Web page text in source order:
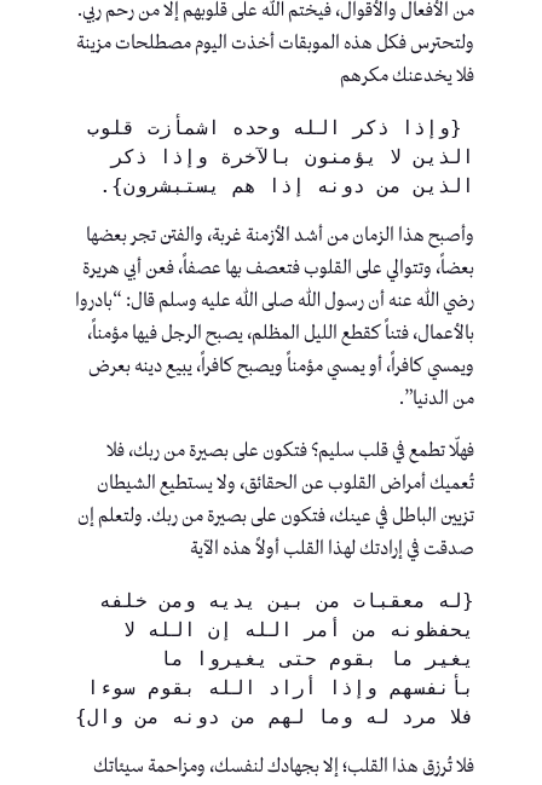
من الأفعال والأقوال، فيختم الله على قلوبهم إلا من رحم ربي.
ولتحترس فكل هذه الموبقات أخذت اليوم مصطلحات مزينة
فلا يخدعنك مكرهم
الذين من دونه إذا هم يستبشرون}.
وأصبح هذا الزمان من أشد الأزمنة غربة، والفتن تجر بعضها
بعضاً، وتتوالي على القلوب فتعصف بها عصفاً، فعن أبي هريرة
رضي الله عنه أن رسول الله صلى الله عليه وسلم قال: “بادروا
بالأعمال، فتناً كقطع الليل المظلم، يصبح الرجل فيها مؤمناً،
ويمسي كافراً، أو يمسي مؤمناً ويصبح كافراً، يبيع دينه بعرض
من الدنيا”.
فهلّا تطمع في قلب سليم؟ فتكون على بصيرة من ربك، فلا
تُعميك أمراض القلوب عن الحقائق، ولا يستطيع الشيطان
تزيين الباطل في عينك، فتكون على بصيرة من ربك. ولتعلم إن
صدقت في إرادتك لهذا القلب أولاً هذه الآية
فلا مرد له وما لهم من دونه من وال}
فلا تُرزق هذا القلب؛ إلا بجهادك لنفسك، ومزاحمة سيئاتك